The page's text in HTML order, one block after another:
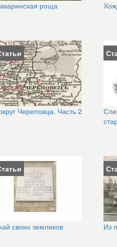
роща
Череповца. Часть 2
своих земляков Из